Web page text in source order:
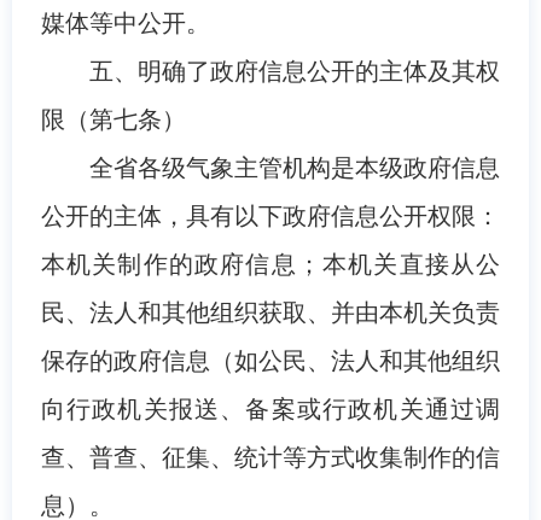
媒体等中公开。
五、明确了政府信息公开的主体及其权
限（第七条）
全省各级气象主管机构是本级政府信息
公开的主体，具有以下政府信息公开权限：
本机关制作的政府信息；本机关直接从公
民、法人和其他组织获取、并由本机关负责
保存的政府信息（如公民、法人和其他组织
向行政机关报送、备案或行政机关通过调
查、普查、征集、统计等方式收集制作的信
息）。